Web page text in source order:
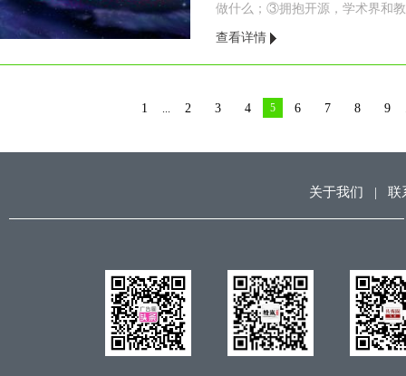
做什么；③拥抱开源，学术界和
查看详情
1 2 3 4 5 6 7 8 9
关于我们 | 联